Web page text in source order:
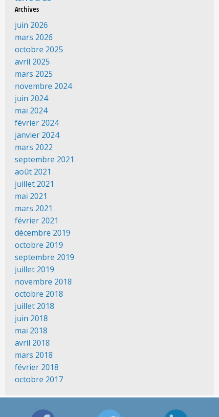
Archives
juin 2026
mars 2026
octobre 2025
avril 2025
mars 2025
novembre 2024
juin 2024
mai 2024
février 2024
janvier 2024
mars 2022
septembre 2021
août 2021
juillet 2021
mai 2021
mars 2021
février 2021
décembre 2019
octobre 2019
septembre 2019
juillet 2019
novembre 2018
octobre 2018
juillet 2018
juin 2018
mai 2018
avril 2018
mars 2018
février 2018
octobre 2017